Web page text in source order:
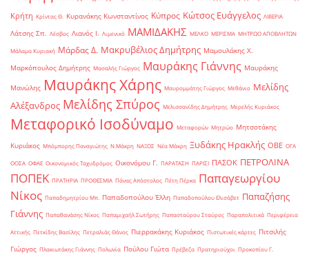
Κρήτη Κρίντας Θ. Κυρανάκης Κωνσταντίνος Κύπρος Κώτσος Ευάγγελος ΛΙΒΕΡΙΑ
Λάτσης Σπ. Λέσβος Λιανός Ι. Λιμενικό ΜΑΜΙΔΑΚΗΣ ΜΕΛΚΟ ΜΕΡΙΣΜΑ ΜΗΤΡΩΟ ΑΠΟΒΛΗΤΩΝ
Μάλαμα Κυριακή Μάρδας Δ. Μακρυβέλιος Δημήτρης Μαμουλάκης Χ.
Μαρκόπουλος Δημήτρης Μασαλής Γιώργος Μαυράκης Γιάννης Μαυράκης
Μανώλης Μαυράκης Χάρης Μαυρομμάτης Γιώργος Μεθάνιο Μελίδης
Αλέξανδρος Μελίδης Σπύρος Μελισσανίδης Δημήτρης Μερελής Κυριάκος
Μεταφορικό Ισοδύναμο Μεταφορών Μητρώο Μητσοτάκης
Κυριάκος Μπόμπορης Παναγιώτης Ν.Μάκρη ΝΑΞΟΣ Νέα Μάκρη Ξυδάκης Ηρακλής ΟΒΕ ΟΓΑ
ΟΟΣΑ ΟΦΑΕ Οικονομικός Ταχυδρόμος Οικονόμου Γ. ΠΑΡΑΤΑΣΗ ΠΑΡΙΣΙ ΠΑΣΟΚ ΠΕΤΡΟΛΙΝΑ
ΠΟΠΕΚ ΠΡΑΤΗΡΙΑ ΠΡΟΘΕΣΜΙΑ Πάνας Απόστολος Πέτη Πέρκα Παπαγεωργίου
Νίκος Παπαδημητρίου Μπ. Παπαδοπούλου Έλλη Παπαδοπούλου Ελισάβετ Παπαζήσης
Γιάννης Παπαθανάσης Νίκος Παπαμιχαήλ Σωτήρης Παπασταύρου Σταύρος Παραπολιτικά Περιφέρεια
Αττικής Πετκίδης Βασίλης Πετραλιάς Θάνος Πιερρακάκης Κυριάκος Πιστωτικές κάρτες Πιτσιλής
Γιώργος Πλακιωτάκης Γιάννης Πολωνία Πούλου Γιώτα Πρέβεζα Πρατηριούχοι Προκοπίου Γ.